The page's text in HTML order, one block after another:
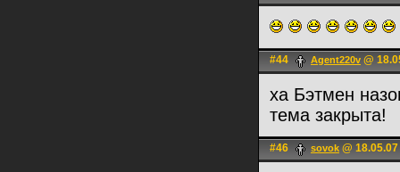
#44 Agent220v @
ха Бэтмен
тема закрыта!
#46 sovok @